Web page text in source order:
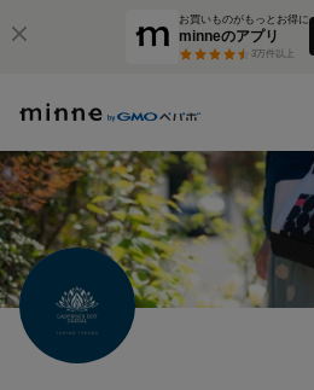
お買いものがもっとお得に
minneのアプリ
3万件以上